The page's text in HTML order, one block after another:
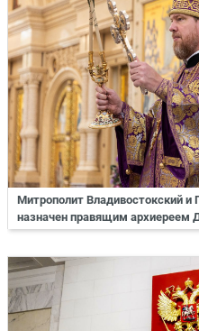
Митрополит Владивостокский
назначен правящим архиереем